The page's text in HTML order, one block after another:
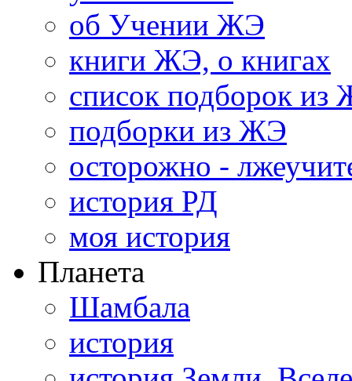
об Учении ЖЭ
книги ЖЭ, о книгах
список подборок из
подборки из ЖЭ
осторожно -
история РД
моя история
Планета
Шамбала
история